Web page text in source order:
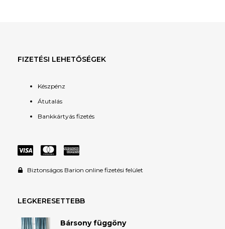
FIZETÉSI LEHETŐSÉGEK
Készpénz
Átutalás
Bankkártyás fizetés
Biztonságos Barion online fizetési felület
LEGKERESETTEBB
Bársony függöny